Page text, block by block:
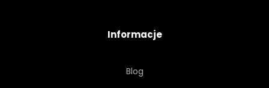
Informacje
Blog